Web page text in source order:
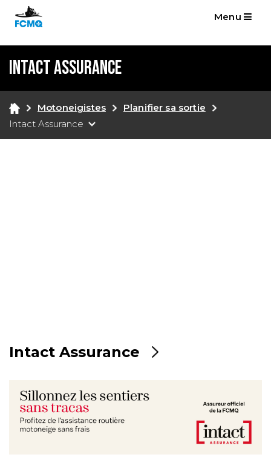
Menu
Intact Assurance
Motoneigistes
Planifier sa sortie
Intact Assurance
Intact Assurance